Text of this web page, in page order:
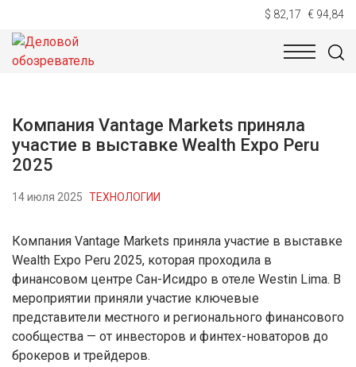
$ 82,17 € 94,84
НОВОСТИ
Компания Vantage Markets приняла
участие в выставке Wealth Expo Peru
2025
14 июля 2025 ТЕХНОЛОГИИ
Компания Vantage Markets приняла участие в выставке
Wealth Expo Peru 2025, которая проходила в
финансовом центре Сан-Исидро в отеле Westin Lima. В
мероприятии приняли участие ключевые
представители местного и регионального финансового
сообщества — от инвесторов и финтех-новаторов до
брокеров и трейдеров.